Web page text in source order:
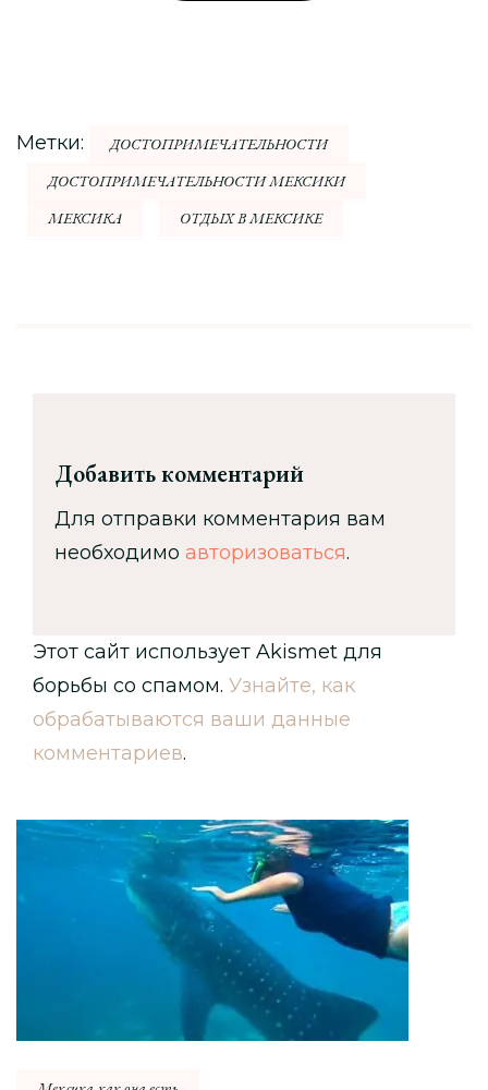
Метки:
ДОСТОПРИМЕЧАТЕЛЬНОСТИ
ДОСТОПРИМЕЧАТЕЛЬНОСТИ МЕКСИКИ
МЕКСИКА
ОТДЫХ В МЕКСИКЕ
Добавить комментарий
Для отправки комментария вам
необходимо авторизоваться.
Этот сайт использует Akismet для
борьбы со спамом. Узнайте, как
обрабатываются ваши данные
комментариев.
Навигация
по